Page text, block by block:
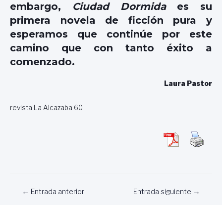
embargo, Ciudad Dormidaes su
primera novela de ficción pura y
esperamos que continúe por este
camino que con tanto éxito a
comenzado.
Laura Pastor
revista La Alcazaba 60
Navegación
← Entrada anterior Entrada siguiente →